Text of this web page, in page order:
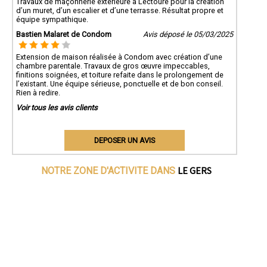
d’un muret, d’un escalier et d’une terrasse. Résultat propre et
équipe sympathique.
Bastien Malaret de Condom
Avis déposé le 05/03/2025
Extension de maison réalisée à Condom avec création d’une
chambre parentale. Travaux de gros œuvre impeccables,
finitions soignées, et toiture refaite dans le prolongement de
l’existant. Une équipe sérieuse, ponctuelle et de bon conseil.
Rien à redire.
Voir tous les avis clients
DEPOSER UN AVIS
NOTRE ZONE D'ACTIVITE DANS LE GERS